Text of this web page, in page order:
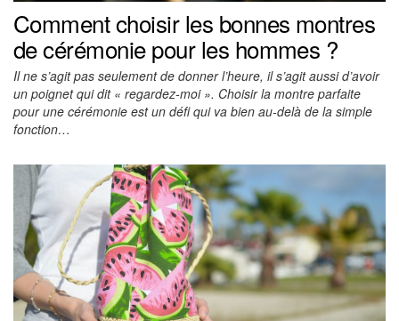
Comment choisir les bonnes montres
de cérémonie pour les hommes ?
Il ne s’agit pas seulement de donner l’heure, il s’agit aussi d’avoir
un poignet qui dit « regardez-moi ». Choisir la montre parfaite
pour une cérémonie est un défi qui va bien au-delà de la simple
fonction…